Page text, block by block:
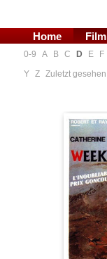
Home Film
0-9 A B C D E F
Y Z Zuletzt gesehen